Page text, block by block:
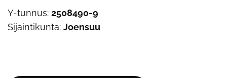
Y-tunnus: 2508490-9
Sijaintikunta: Joensuu